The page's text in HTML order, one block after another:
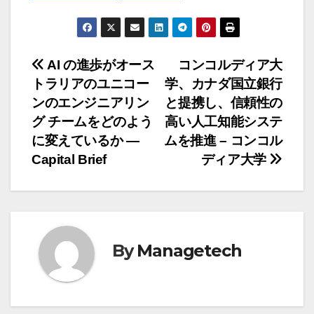
投
稿
ナ
ビ
ゲ
シ
ョ
ン
コンコルディア大
学、カナダ国立銀行
と提携し、信頼性の
高い人工知能システ
ムを推進 – コンコル
ディア大学
AI の進歩がオース
トラリアのユニコー
ンのエンジニアリン
グ チームをどのよう
に変えているか —
Capital Brief
ByManagetech